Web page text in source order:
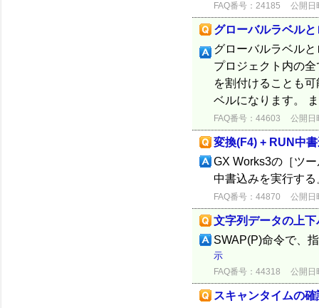
FAQ番号：24185 公開日
グローバルラベル
グローバルラベル
プロジェクト内の
を割付けることも
ベルになります。
FAQ番号：44603 公開日
変換(F4) + RUN中
GX Works3の［ツ
中書込みを実行す
FAQ番号：44870 公開日
文字列データの上
SWAP(P)命令で、
示
FAQ番号：44318 公開日
スキャンタイムの